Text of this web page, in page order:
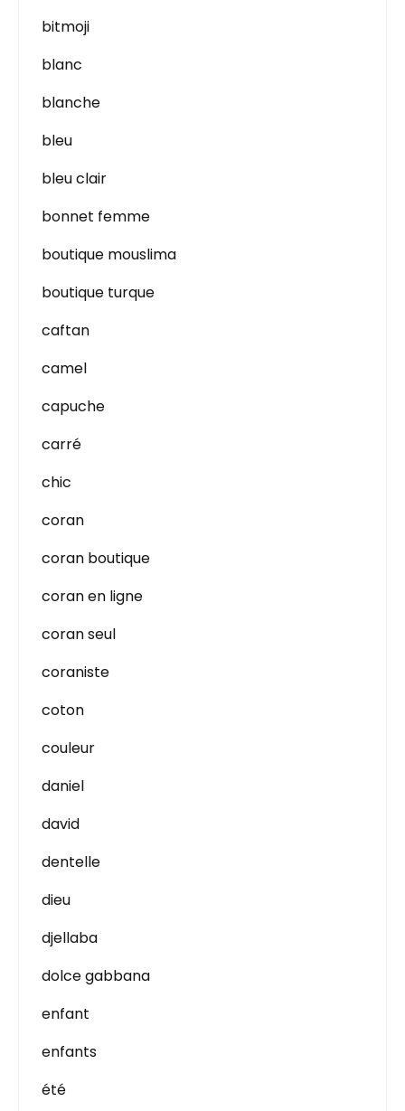
bitmoji
blanc
blanche
bleu
bleu clair
bonnet femme
boutique mouslima
boutique turque
caftan
camel
capuche
carré
chic
coran
coran boutique
coran en ligne
coran seul
coraniste
coton
couleur
daniel
david
dentelle
dieu
djellaba
dolce gabbana
enfant
enfants
été